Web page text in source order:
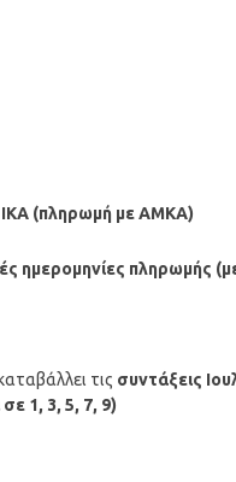
ΙΚΑ (πληρωμή με ΑΜΚΑ)
ημερομηνίες πληρωμής
τις συντάξεις
σε 1, 3, 5, 7, 9)